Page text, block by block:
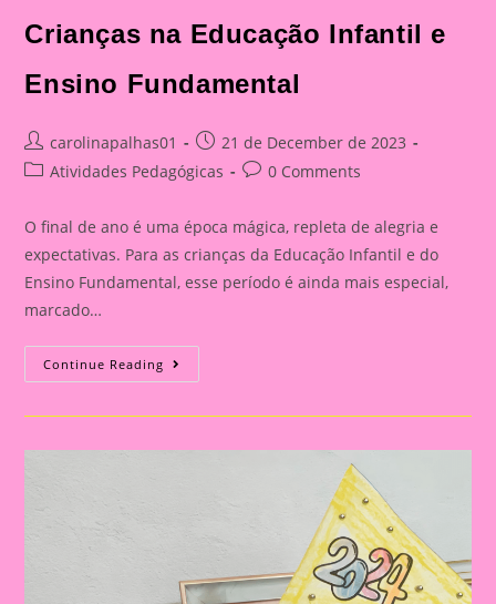
Crianças na Educação Infantil e
Ensino Fundamental
Post
author:
carolinapalhas01
Post
published:
21 de December de 2023
PostAtividades Pedagógicas
Post0 Comments
O final de ano é uma época mágica, repleta de alegria e
expectativas. Para as crianças da Educação Infantil e do
Ensino Fundamental, esse período é ainda mais especial,
marcado…
Continue Reading Celebrações
Encantadoras:
De
Ano
Educação
Ensino
Fundamental